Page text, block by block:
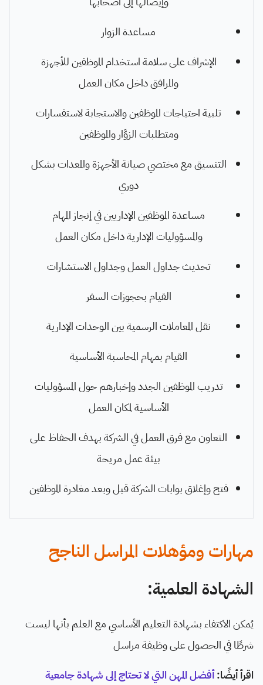
مساعدة الزوار
الإشراف على سلامة استخدام الموظفين للأجهزة
والمرافق داخل مكان العمل
تلبية احتياجات الموظفين والاستجابة لاستفسارات
ومتطلبات الزوَّار والموظفين
التنسيق مع مختصي صيانة الأجهزة والمعدات بشكل
دوري
مساعدة الموظفين الإداريين في إنجاز المهام
والمسؤوليات الإدارية داخل مكان العمل
تحديث جداول العمل وجداول الاستشارات
القيام بحجوزات السفر
نقل المعاملات الرسمية بين الوحدات الإدارية
القيام بمهام المحاسبة الأساسية
تدريب الموظفين الجدد وإخبارهم حول المسؤوليات
الأساسية لمكان العمل
التعاون مع فرق العمل في الشركة بهدف الحفاظ على
بيئة عمل مريحة
فتح وإغلاق بوابات الشركة قبل وبعد مغادرة الموظفين
مهارات ومؤهلات المراسل الناجح
الشهادة العلمية:
يُمكن الاكتفاء بشهادة التعليم الأساسي مع العلم بأنها ليست
شرطًا في الحصول على وظيفة مراسل
اقرأ أيضًا:أفضل المهن التي لا تحتاج إلى شهادة جامعية